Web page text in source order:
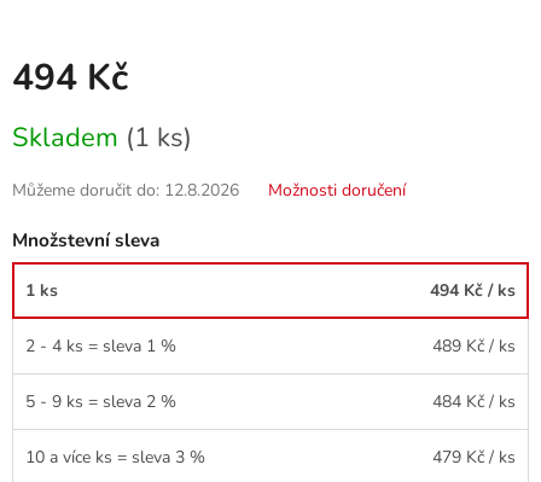
494 Kč
cena:
Skladem (1 ks)
Můžeme doručit do: 12.8.2026 Možnosti doručení
Množstevní sleva
1 ks 494 Kč / ks
2 - 4 ks = sleva 1 % 489 Kč / ks
5 - 9 ks = sleva 2 % 484 Kč / ks
10 a více ks = sleva 3 % 479 Kč / ks